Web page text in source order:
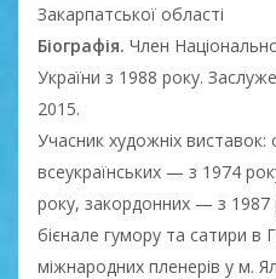
Закарпатської області
Біографія. Член
України з 1988 року.
2015.
Учасник художніх
всеукраїнських — з 1974
року, закордонних — з 1987
бієнале гумору та сатири в
міжнародних пленерів у м.